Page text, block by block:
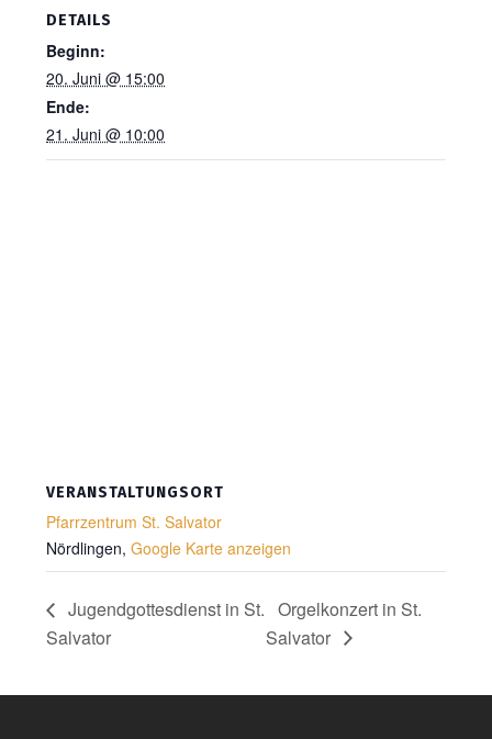
DETAILS
Beginn:
20. Juni @ 15:00
Ende:
21. Juni @ 10:00
VERANSTALTUNGSORT
Pfarrzentrum St. Salvator
Nördlingen, Google Karte anzeigen
Jugendgottesdienst in St.
Salvator
Orgelkonzert in St.
Salvator